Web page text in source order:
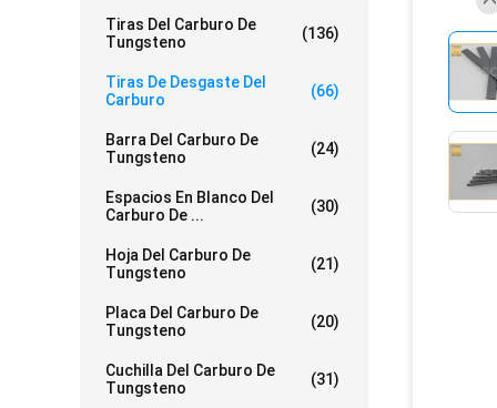
Tiras Del Carburo De
Tungsteno
(136)
Tiras De Desgaste Del
Carburo
(66)
Barra Del Carburo De
Tungsteno
(24)
Espacios En Blanco Del
Carburo De ...
(30)
Hoja Del Carburo De
Tungsteno
(21)
Placa Del Carburo De
Tungsteno
(20)
Cuchilla Del Carburo De
Tungsteno
(31)